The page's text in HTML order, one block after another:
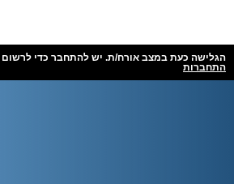
הגלישה כעת במצב אורח/ת. יש להתחבר כדי לרשום
התחברות